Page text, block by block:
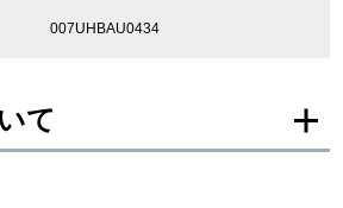
007UHBAU0434
て